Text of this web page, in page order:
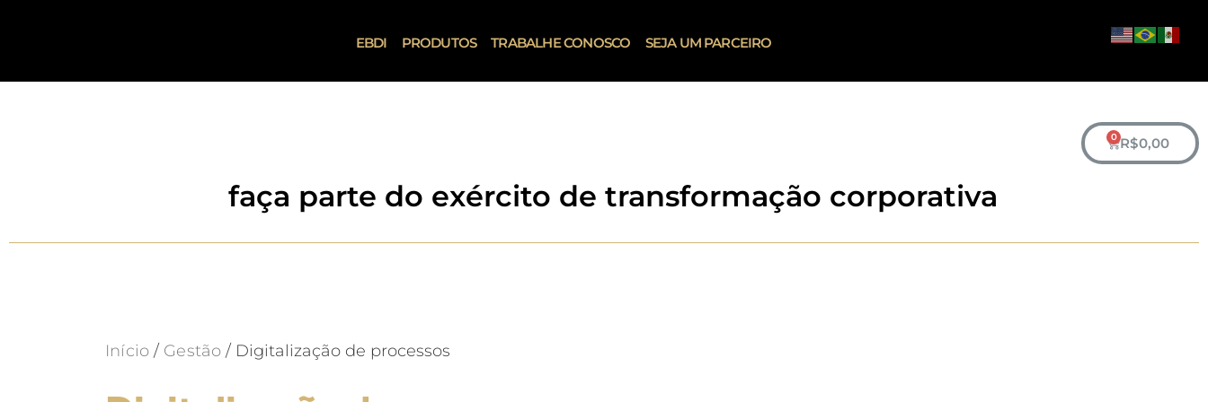
EBDI PRODUTOS TRABALHE CONOSCO SEJA UM PARCEIRO
R$0,00
faça parte do exército de transformação corporativa
Início / Gestão / Digitalização de processos